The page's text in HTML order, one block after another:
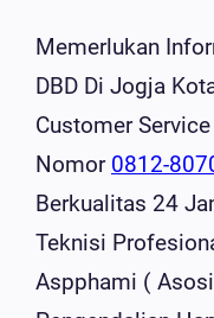
Memerlukan
DBD Di Jogja
Customer
Nomor 0812-
Berkualitas 24
Teknisi
Aspphami (